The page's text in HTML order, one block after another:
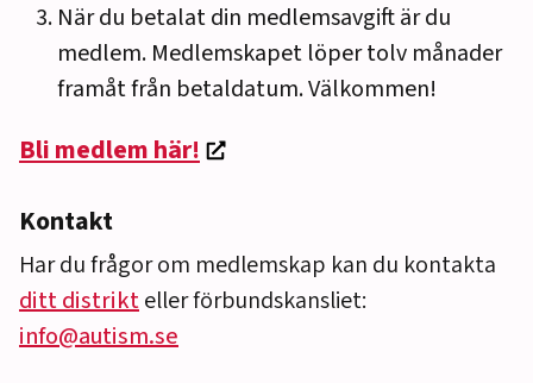
När du betalat din medlemsavgift är du
medlem. Medlemskapet löper tolv månader
framåt från betaldatum. Välkommen!
Bli medlem här!
Kontakt
Har du frågor om medlemskap kan du kontakta
ditt distrikteller förbundskansliet:
info@autism.se